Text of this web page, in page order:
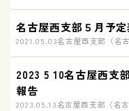
名古屋西支部５月予定
2021.05.03名古屋西支部（名
2023 5 10名古屋西支
報告
2023.05.13名古屋西支部（名